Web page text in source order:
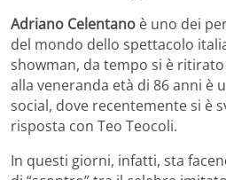
Adriano Celentano è uno dei
del mondo dello spettacolo
showman, da tempo si è
alla veneranda età di 86 anni è
social, dove recentemente si è
risposta con Teo Teocoli.
In questi giorni, infatti, sta